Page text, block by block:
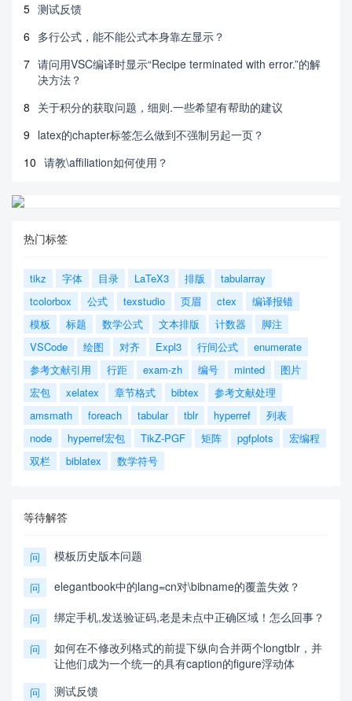
5 测试反馈
6 多行公式，能不能公式本身靠左显示？
7 请问用VSC编译时显示“Recipe terminated with error.”的解
决方法？
8 关于积分的获取问题，细则.一些希望有帮助的建议
9 latex的chapter标签怎么做到不强制另起一页？
10 请教\affiliation如何使用？
热门标签
tikz 字体 目录 LaTeX3 排版
tabularray
tcolorbox
公式 texstudio 页眉 ctex
编译报错
模板
标题 数学公式 文本排版 计数器
脚注
VSCode
绘图 对齐 Expl3 行间公式
enumerate
参考文献引用
行距 exam-zh 编号 minted
图片
宏包
xelatex 章节格式 bibtex
参考文献处理
amsmath
foreach tabular tblr hyperref
列表
node
hyperref宏包 TikZ-PGF 矩阵 pgfplots
宏编程
双栏
biblatex 数学符号
等待解答
问 模板历史版本问题
问 elegantbook中的lang=cn对\bibname的覆盖失效？
问 绑定手机,发送验证码,老是未点中正确区域！怎么回事？
问
如何在不修改列格式的前提下纵向合并两个longtblr，并
让他们成为一个统一的具有caption的figure浮动体
问 测试反馈